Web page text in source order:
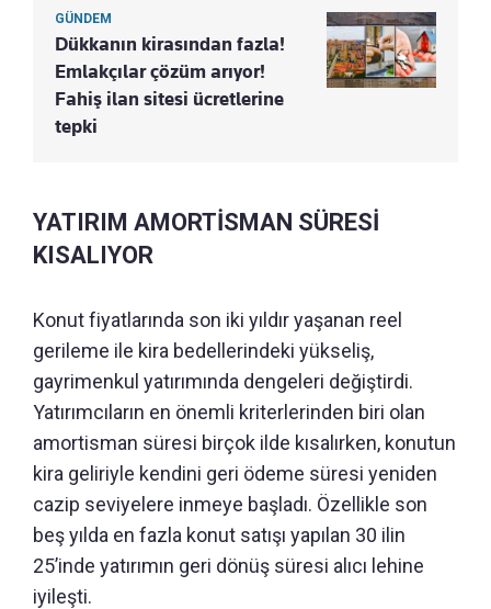
GÜNDEM
Dükkanın kirasından fazla!
Emlakçılar çözüm arıyor!
Fahiş ilan sitesi ücretlerine
tepki
YATIRIM AMORTİSMAN SÜRESİ
KISALIYOR
Konut fiyatlarında son iki yıldır yaşanan reel
gerileme ile kira bedellerindeki yükseliş,
gayrimenkul yatırımında dengeleri değiştirdi.
Yatırımcıların en önemli kriterlerinden biri olan
amortisman süresi birçok ilde kısalırken, konutun
kira geliriyle kendini geri ödeme süresi yeniden
cazip seviyelere inmeye başladı. Özellikle son
beş yılda en fazla konut satışı yapılan 30 ilin
25’inde yatırımın geri dönüş süresi alıcı lehine
iyileşti.